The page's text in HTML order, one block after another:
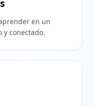
en un
y conectado.